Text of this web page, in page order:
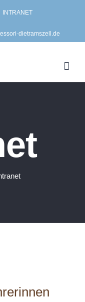
INTRANET
dietramszell.de